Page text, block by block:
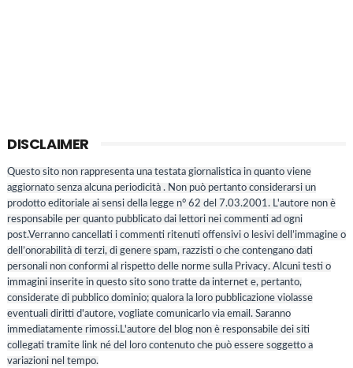
DISCLAIMER
Questo sito non rappresenta una testata giornalistica in quanto viene
aggiornato senza alcuna periodicità . Non può pertanto considerarsi un
prodotto editoriale ai sensi della legge n° 62 del 7.03.2001. L'autore non è
responsabile per quanto pubblicato dai lettori nei commenti ad ogni
post.Verranno cancellati i commenti ritenuti offensivi o lesivi dell’immagine o
dell’onorabilità di terzi, di genere spam, razzisti o che contengano dati
personali non conformi al rispetto delle norme sulla Privacy. Alcuni testi o
immagini inserite in questo sito sono tratte da internet e, pertanto,
considerate di pubblico dominio; qualora la loro pubblicazione violasse
eventuali diritti d'autore, vogliate comunicarlo via email. Saranno
immediatamente rimossi.L'autore del blog non è responsabile dei siti
collegati tramite link né del loro contenuto che può essere soggetto a
variazioni nel tempo.